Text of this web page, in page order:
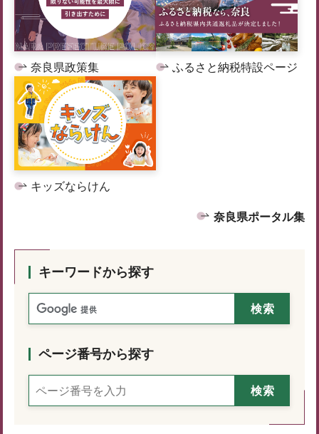
奈良県政策集 ふるさと納税特設ページ
キッズならけん
奈良県ポータル集
キーワードから探す
ページ番号から探す